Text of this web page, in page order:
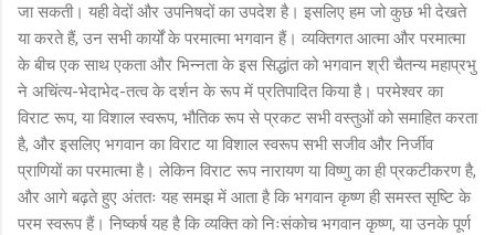
जा सकती। यही वेदों और उपनिषदों का उपदेश है। इसलिए हम जो कुछ भी देखते
या करते हैं, उन सभी कार्यों के परमात्मा भगवान हैं। व्यक्तिगत आत्मा और परमात्मा
के बीच एक साथ एकता और भिन्नता के इस सिद्धांत को भगवान श्री चैतन्य महाप्रभु
ने अचिंत्य-भेदाभेद-तत्व के दर्शन के रूप में प्रतिपादित किया है। परमेश्वर का
विराट रूप, या विशाल स्वरूप, भौतिक रूप से प्रकट सभी वस्तुओं को समाहित करता
है, और इसलिए भगवान का विराट या विशाल स्वरूप सभी सजीव और निर्जीव
प्राणियों का परमात्मा है। लेकिन विराट रूप नारायण या विष्णु का ही प्रकटीकरण है,
और आगे बढ़ते हुए अंततः यह समझ में आता है कि भगवान कृष्ण ही समस्त सृष्टि के
परम स्वरूप हैं। निष्कर्ष यह है कि व्यक्ति को निःसंकोच भगवान कृष्ण, या उनके पूर्ण